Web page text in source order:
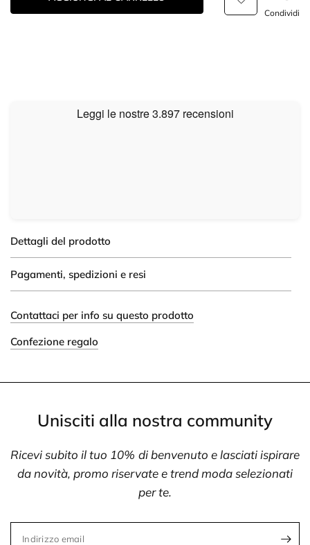
Condividi
Dettagli del prodotto
Pagamenti, spedizioni e resi
Contattaci per info su questo prodotto
Confezione regalo
Unisciti alla nostra community
Ricevi subito il tuo 10% di benvenuto e lasciati ispirare
da novità, promo riservate e trend moda selezionati
per te.
Indirizzo email